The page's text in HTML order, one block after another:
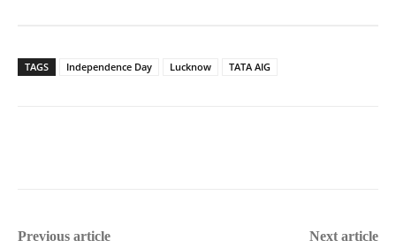
TAGS Independence Day Lucknow TATA AIG
Previous article
Next article